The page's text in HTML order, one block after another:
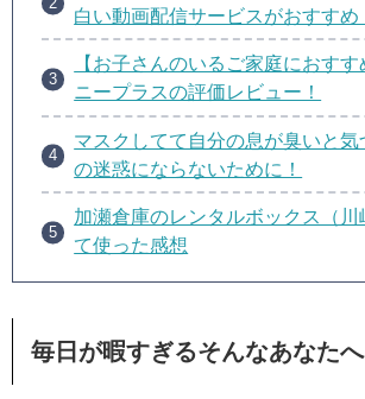
白い動画配信サービスがおすすめ
【お子さんのいるご家庭におす
ニープラスの評価レビュー！
マスクしてて自分の息が臭いと気
の迷惑にならないために！
加瀬倉庫のレンタルボックス（川
て使った感想
毎日が暇すぎるそんなあなたへ